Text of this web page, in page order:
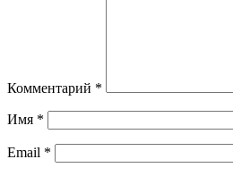
Комментарий *
Имя *
Email *